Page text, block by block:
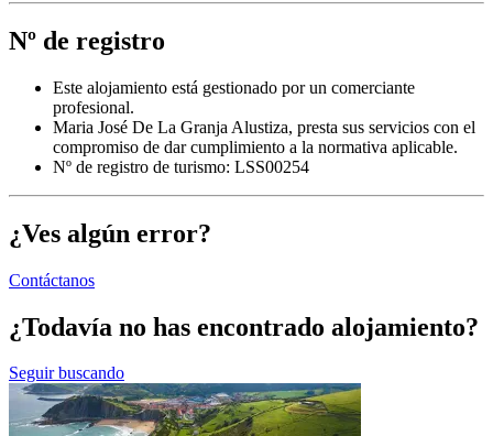
Nº de registro
Este alojamiento está gestionado por un comerciante
profesional.
Maria José De La Granja Alustiza, presta sus servicios con el
compromiso de dar cumplimiento a la normativa aplicable.
Nº de registro de turismo: LSS00254
¿Ves algún error?
Contáctanos
¿Todavía no has encontrado alojamiento?
Seguir buscando